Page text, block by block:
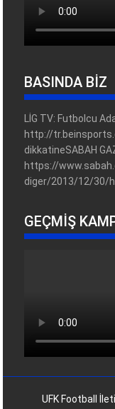
BASINDA BİZ
LİG TV: Futbolcu
http://
dikkatineSABAH
https://
diger/2013/12/30/
GEÇMIŞ
UFK Football